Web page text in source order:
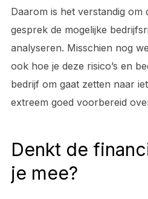
Daarom is het verstandig
gesprek de mogelijke
analyseren. Misschien nog
ook hoe je deze risico’s en
bedrijf om gaat zetten naar
extreem goed voorbereid
Denkt de
je mee?